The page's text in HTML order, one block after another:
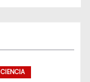
CIENCIA